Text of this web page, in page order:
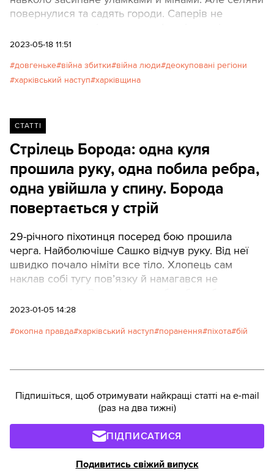
повернулися та садять городи. Саперів не
беруться знешкоджувати міни-“пелюстки”, якими
2023-05-18 11:51
довгеньке війна збитки війна люди деокуповані регіони
харківський наступ харківщина
СТАТТІ
Стрілець Борода: одна куля
прошила руку, одна побила ребра,
одна увійшла у спину. Борода
повертається у стрій
29-річного піхотинця посеред бою прошила
черга. Найболючіше Сашко відчув руку. Від неї
швидко почало німіти все тіло. Хлопець сам
наклав собі тугу пов’язку й намагався не
переміститися в більш прикрите місце, але
затерпало. Стрілецький бій перейшов у
2023-01-05 14:28
окопна правда харківський наступ поранення піхота бій
Підпишіться, щоб отримувати найкращі статті на e-mail
(раз на два тижні)
ПІДПИСАТИСЯ
Подивитись свіжий випуск